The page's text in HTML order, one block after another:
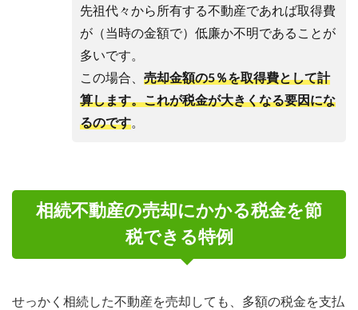
先祖代々から所有する不動産であれば取得費
が（当時の金額で）低廉か不明であることが
多いです。
この場合、 売却金額の5％を取得費として計
算します。これが税金が大きくなる要因にな
るのです。
相続不動産の売却にかかる税金を節
税できる特例
せっかく相続した不動産を売却しても、多額の税金を支払